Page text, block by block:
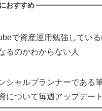
おすすめ
で資産運用勉強してい
るのかわからない人
シャルプランナーである
について毎週アップデー